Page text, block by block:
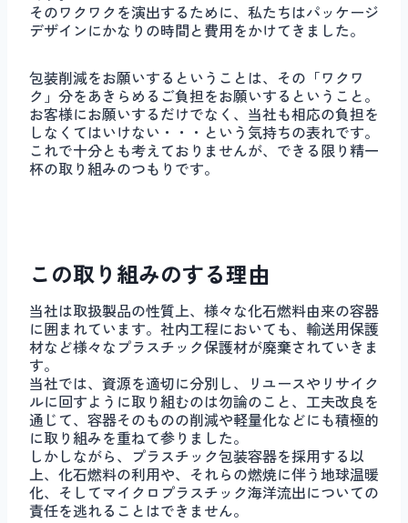
そのワクワクを演出するために、私たちはパッケージ
デザインにかなりの時間と費用をかけてきました。
包装削減をお願いするということは、その「ワクワ
ク」分をあきらめるご負担をお願いするということ。
お客様にお願いするだけでなく、当社も相応の負担を
しなくてはいけない・・・という気持ちの表れです。
これで十分とも考えておりませんが、できる限り精一
杯の取り組みのつもりです。
この取り組みのする理由
当社は取扱製品の性質上、様々な化石燃料由来の容器
に囲まれています。社内工程においても、輸送用保護
材など様々なプラスチック保護材が廃棄されていきま
す。
当社では、資源を適切に分別し、リユースやリサイク
ルに回すように取り組むのは勿論のこと、工夫改良を
通じて、容器そのものの削減や軽量化などにも積極的
に取り組みを重ねて参りました。
しかしながら、プラスチック包装容器を採用する以
上、化石燃料の利用や、それらの燃焼に伴う地球温暖
化、そしてマイクロプラスチック海洋流出についての
責任を逃れることはできません。